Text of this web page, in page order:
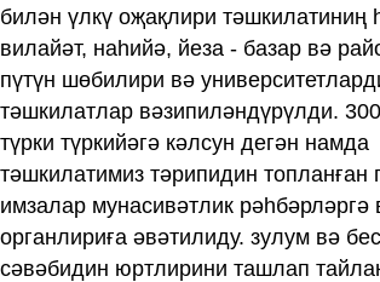
билән үлкү оҗақлири тәшкилатиниң
вилайәт, наһийә, йеза - базар вә
пүтүн шөбилири вә
тәшкилатлар вәзипиләндүрүлди.
түрки түркийәгә кәлсун дегән намда
тәшкилатимиз тәрипидин топланған
имзалар мунасивәтлик рәһбәрләргә
органлириға әвәтилиду. зулум вә
сәвәбидин юртлирини ташлап